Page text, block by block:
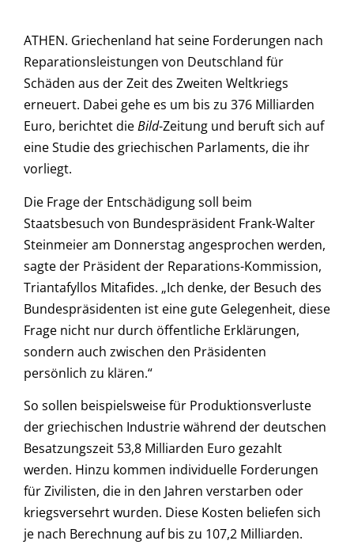
ATHEN. Griechenland hat seine Forderungen nach
Reparationsleistungen von Deutschland für
Schäden aus der Zeit des Zweiten Weltkriegs
erneuert. Dabei gehe es um bis zu 376 Milliarden
Euro, berichtet dieBild-Zeitung und beruft sich auf
eine Studie des griechischen Parlaments, die ihr
vorliegt.
Die Frage der Entschädigung soll beim
Staatsbesuch von Bundespräsident Frank-Walter
Steinmeier am Donnerstag angesprochen werden,
sagte der Präsident der Reparations-Kommission,
Triantafyllos Mitafides. „Ich denke, der Besuch des
Bundespräsidenten ist eine gute Gelegenheit, diese
Frage nicht nur durch öffentliche Erklärungen,
sondern auch zwischen den Präsidenten
persönlich zu klären.“
So sollen beispielsweise für Produktionsverluste
der griechischen Industrie während der deutschen
Besatzungszeit 53,8 Milliarden Euro gezahlt
werden. Hinzu kommen individuelle Forderungen
für Zivilisten, die in den Jahren verstarben oder
kriegsversehrt wurden. Diese Kosten beliefen sich
je nach Berechnung auf bis zu 107,2 Milliarden.